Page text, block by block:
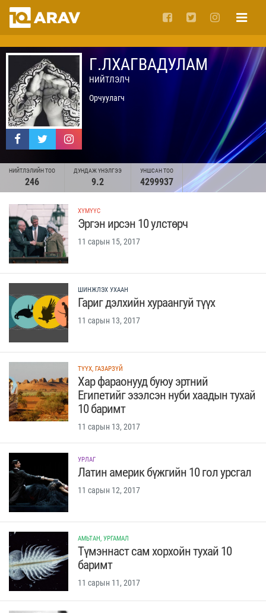
Г.ЛХАГВАДУЛАМ
НИЙТЛЭЛЧ
Орчуулагч
НИЙТЛЭЛИЙН ТОО
246
ДУНДАЖ ҮНЭЛГЭЭ
9.2
УНШСАН ТОО
4299937
ХҮМҮҮС
Эргэн ирсэн 10 улстөрч
11 сарын 15, 2017
ШИНЖЛЭХ УХААН
Гариг дэлхийн хураангуй түүх
11 сарын 13, 2017
ТҮҮХ, ГАЗАРЗҮЙ
Хар фараонууд буюу эртний
Египетийг эзэлсэн нуби хаадын тухай
10 баримт
11 сарын 13, 2017
УРЛАГ
Латин америк бүжгийн 10 гол урсгал
11 сарын 12, 2017
АМЬТАН, УРГАМАЛ
Түмэннаст сам хорхойн тухай 10
баримт
11 сарын 11, 2017